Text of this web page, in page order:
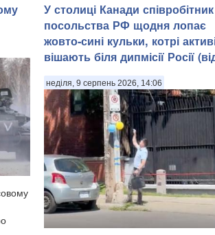
У столиці Канади співробітник
посольства РФ щодня лопає
жовто-сині кульки, котрі
вішають біля дипмісії Росії
неділя, 9 серпень 2026, 14:06